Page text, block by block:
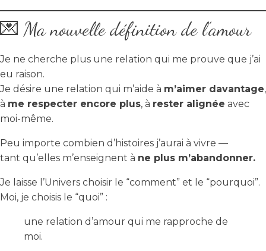
💌 Ma nouvelle définition de l’amour
Je ne cherche plus une relation qui me prouve que j’ai
eu raison.
Je désire une relation qui m’aide à m’aimer davantage,
à me respecter encore plus, à rester alignée avec
moi-même.
Peu importe combien d’histoires j’aurai à vivre —
tant qu’elles m’enseignent à ne plus m’abandonner.
Je laisse l’Univers choisir le “comment” et le “pourquoi”.
Moi, je choisis le “quoi” :
une relation d’amour qui me rapproche de
moi.